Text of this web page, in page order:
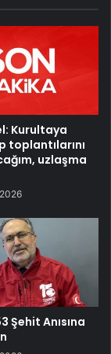
Kurultaya
toplantılarını
uzlaşma
Şehit Anısına